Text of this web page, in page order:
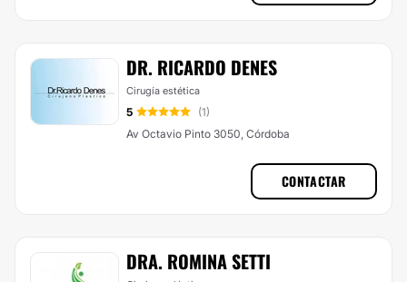
DR. RICARDO DENES
Cirugía estética
5
(1)
Av Octavio Pinto 3050, Córdoba
CONTACTAR
DRA. ROMINA SETTI